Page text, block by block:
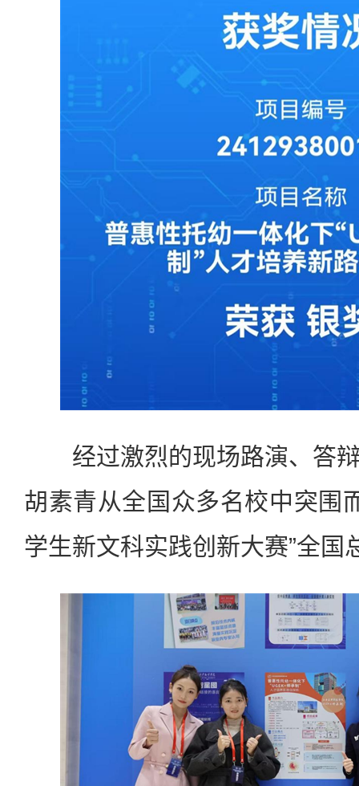
经过激烈的现场路演、答辩
胡素青从全国众多名校中突围
学生新文科实践创新大赛”全国